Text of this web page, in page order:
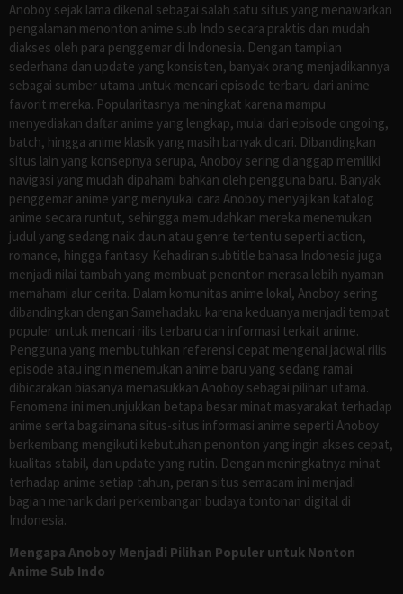
Anoboy sejak lama dikenal sebagai salah satu situs yang menawarkan
pengalaman menonton anime sub Indo secara praktis dan mudah
diakses oleh para penggemar di Indonesia. Dengan tampilan
sederhana dan update yang konsisten, banyak orang menjadikannya
sebagai sumber utama untuk mencari episode terbaru dari anime
favorit mereka. Popularitasnya meningkat karena mampu
menyediakan daftar anime yang lengkap, mulai dari episode ongoing,
batch, hingga anime klasik yang masih banyak dicari. Dibandingkan
situs lain yang konsepnya serupa, Anoboy sering dianggap memiliki
navigasi yang mudah dipahami bahkan oleh pengguna baru. Banyak
penggemar anime yang menyukai cara Anoboy menyajikan katalog
anime secara runtut, sehingga memudahkan mereka menemukan
judul yang sedang naik daun atau genre tertentu seperti action,
romance, hingga fantasy. Kehadiran subtitle bahasa Indonesia juga
menjadi nilai tambah yang membuat penonton merasa lebih nyaman
memahami alur cerita. Dalam komunitas anime lokal, Anoboy sering
dibandingkan dengan Samehadaku karena keduanya menjadi tempat
populer untuk mencari rilis terbaru dan informasi terkait anime.
Pengguna yang membutuhkan referensi cepat mengenai jadwal rilis
episode atau ingin menemukan anime baru yang sedang ramai
dibicarakan biasanya memasukkan Anoboy sebagai pilihan utama.
Fenomena ini menunjukkan betapa besar minat masyarakat terhadap
anime serta bagaimana situs-situs informasi anime seperti Anoboy
berkembang mengikuti kebutuhan penonton yang ingin akses cepat,
kualitas stabil, dan update yang rutin. Dengan meningkatnya minat
terhadap anime setiap tahun, peran situs semacam ini menjadi
bagian menarik dari perkembangan budaya tontonan digital di
Indonesia.
Mengapa Anoboy Menjadi Pilihan Populer untuk Nonton
Anime Sub Indo